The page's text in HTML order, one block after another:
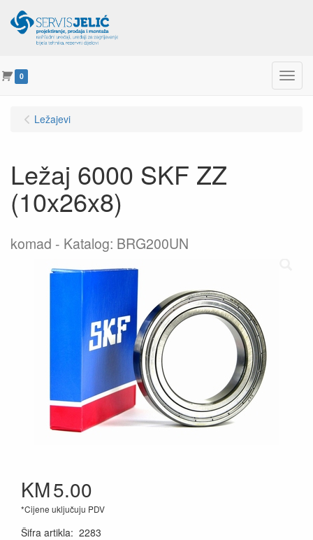
0 Menu
Ležajevi
Ležaj 6000 SKF ZZ
(10x26x8)
komad Katalog: BRG200UN
KM5.00
*Cijene uključuju PDV
Šifra artikla: 2283